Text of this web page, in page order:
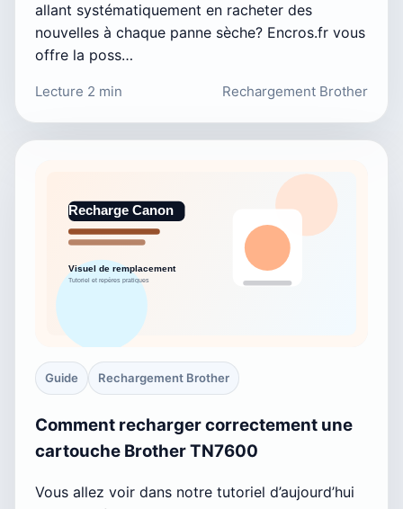
allant systématiquement en racheter des
nouvelles à chaque panne sèche? Encros.fr vous
offre la poss…
Lecture 2 min Rechargement Brother
Guide Rechargement Brother
Comment recharger correctement une
cartouche Brother TN7600
Vous allez voir dans notre tutoriel d’aujourd’hui